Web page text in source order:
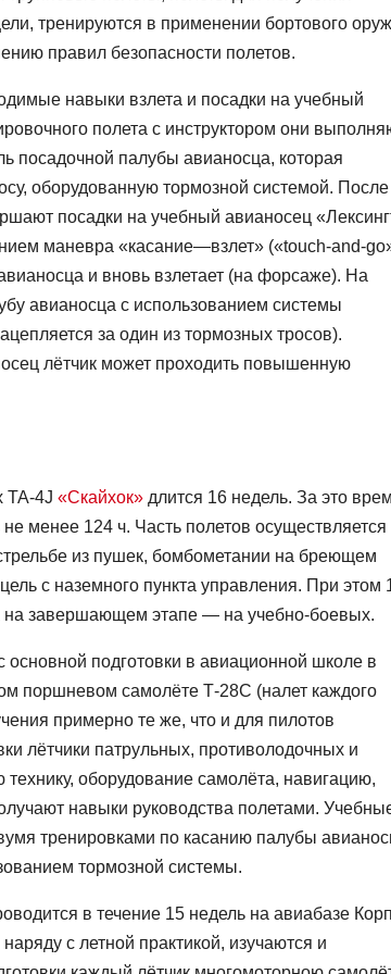
тренируются в применении бортового
правил безопасности полетов.
навыки взлета и посадки на учебный
полета с инструктором они
посадочной палубы авианосца, которая
оборудованную тормозной системой. После
посадки на учебный авианосец
маневра «касание—взлет» («touch-and-
и вновь взлетает (на форсаже). На
авианосца с использованием системы
за один из тормозных тросов).
лётчик может проходить повышенную
TA-4J «Скайхок» длится 16 недель. За это
менее 124 ч. Часть полетов осуществляется
из пушек, бомбометании на бреющем
с наземного пункта управления. При этом
на завершающем этапе — на учебно-боевых.
подготовки в авиационной школе в
поршневом самолёте Т-28С (налет каждого
примерно те же, что и для пилотов
лётчики патрульных, противолодочных и
оборудование самолёта, навигацию,
навыки руководства полетами.
тренировками по касанию палубы
тормозной системы.
в течение 15 недель на авиабазе
наряду с летной практикой, изучаются и